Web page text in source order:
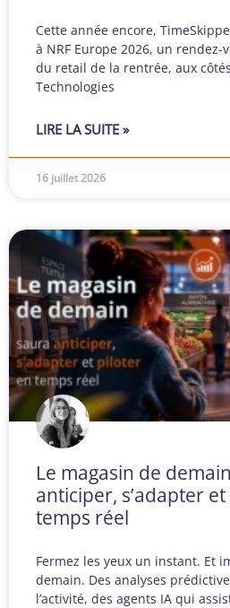
Cette année encore,
à NRF Europe 2026, un
du retail de la rentrée, aux
Technologies
LIRE LA SUITE »
16 juillet 2026
Le magasin de
anticiper, s’adapter
temps réel
Fermez les yeux un instant. Et
demain. Des analyses
l’activité, des agents IA qui